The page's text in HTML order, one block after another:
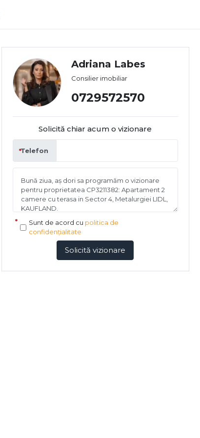
Adriana Labes
Consilier imobiliar
0729572570
Solicită chiar acum o vizionare
Telefon
Sunt de acord cu politica de
confidențialitate
Solicită vizionare